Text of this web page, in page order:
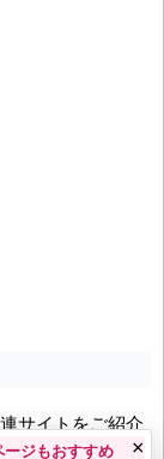
サイトをご紹介
ージもおすすめ ×